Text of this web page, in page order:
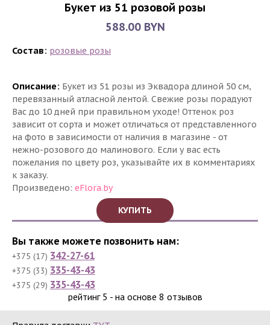
Букет из 51 розовой розы
588.00 BYN
Состав: розовые розы
Описание: Букет из 51 розы из Эквадора длиной 50 см,
перевязанный атласной лентой. Свежие розы порадуют
Вас до 10 дней при правильном уходе! Оттенок роз
зависит от сорта и может отличаться от представленного
на фото в зависимости от наличия в магазине - от
нежно-розового до малинового. Если у вас есть
пожелания по цвету роз, указывайте их в комментариях
к заказу.
Произведено: eFlora.by
КУПИТЬ
Вы также можете позвонить нам:
+375 (17) 342-27-61
+375 (33) 335-43-43
+375 (29) 335-43-43
рейтинг 5​​ - на основе 8 отзывов